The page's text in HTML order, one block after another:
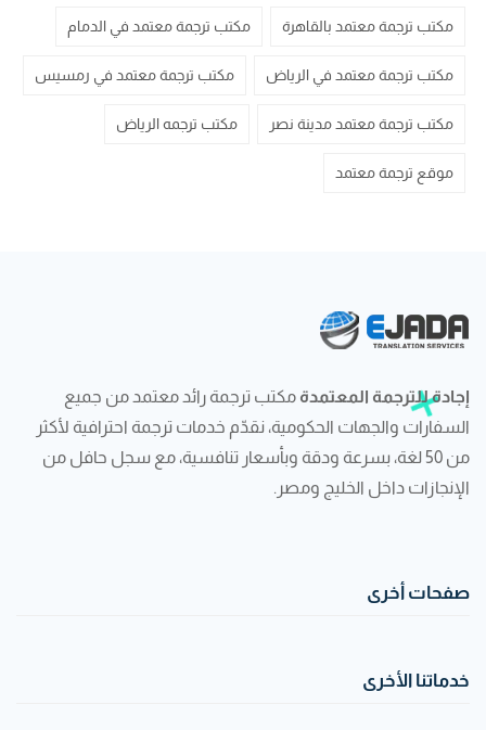
مكتب ترجمة معتمد بالقاهرة مكتب ترجمة معتمد في الدمام
مكتب ترجمة معتمد في الرياض مكتب ترجمة معتمد في رمسيس
مكتب ترجمة معتمد مدينة نصر مكتب ترجمه الرياض
موقع ترجمة معتمد
إجادة للترجمة المعتمدة مكتب ترجمة رائد معتمد من جميع
السفارات والجهات الحكومية، نقدّم خدمات ترجمة احترافية لأكثر
من 50 لغة، بسرعة ودقة وبأسعار تنافسية، مع سجل حافل من
الإنجازات داخل الخليج ومصر.
صفحات أخرى
خدماتنا الأخرى